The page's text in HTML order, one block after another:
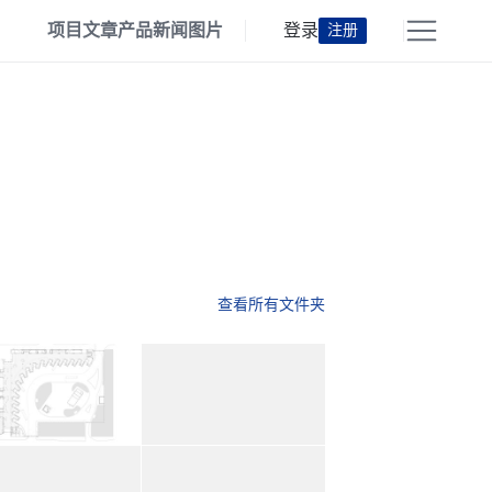
项目文章产品新闻 图片 登录 注册
查看所有文件夹